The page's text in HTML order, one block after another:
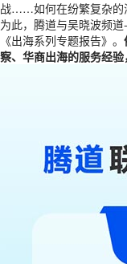
战……如何在纷繁复杂的
为此，腾道与吴晓波频
《出海系列专题报告》。
察、华商出海的服务经